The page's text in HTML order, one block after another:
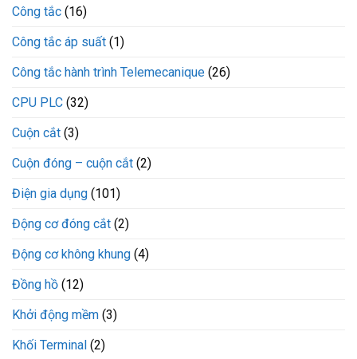
Công tắc (16)
Công tắc áp suất (1)
Công tắc hành trình Telemecanique (26)
CPU PLC (32)
Cuộn cắt (3)
Cuộn đóng – cuộn cắt (2)
Điện gia dụng (101)
Động cơ đóng cắt (2)
Động cơ không khung (4)
Đồng hồ (12)
Khởi động mềm (3)
Khối Terminal (2)